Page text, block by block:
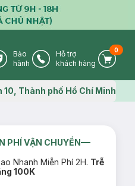
Warranty Icon
Bảo
hành
Phone Icon
Hỗ trợ
khách hàng
Cart
0
Map icon
10, Thành phố Hồ Chí Minh
PHÍ VẬN CHUYỂN
Nhanh Miễn Phí 2H. Trễ
100K